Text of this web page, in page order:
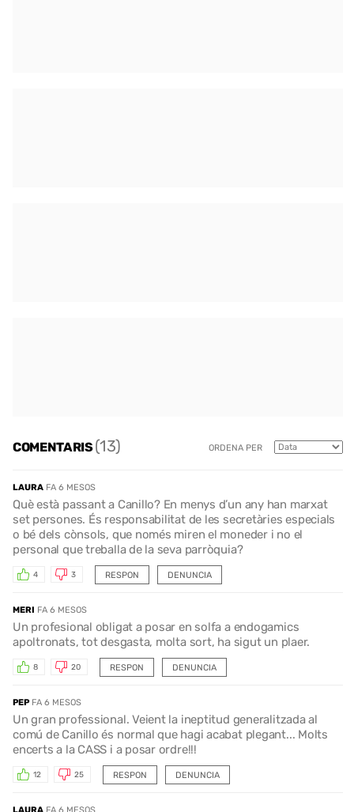
COMENTARIS(13) ORDENA PER
LAURA FA 6 MESOS
Què està passant a Canillo? En menys d’un any han marxat
set persones. És responsabilitat de les secretàries especials
o bé dels cònsols, que només miren el moneder i no el
personal que treballa de la seva parròquia?
RESPON
4 3 DENUNCIA
MERI FA 6 MESOS
Un profesional obligat a posar en solfa a endogamics
apoltronats, tot desgasta, molta sort, ha sigut un plaer.
RESPON
8 20 DENUNCIA
PEP FA 6 MESOS
Un gran professional. Veient la ineptitud generalitzada al
comú de Canillo és normal que hagi acabat plegant... Molts
encerts a la CASS i a posar ordre!!!
RESPON
12 25 DENUNCIA
LAURA FA 6 MESOS